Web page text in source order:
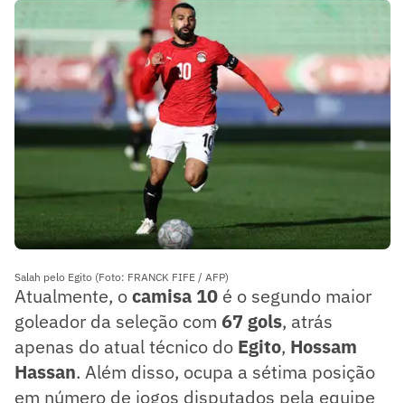
Salah pelo Egito (Foto: FRANCK FIFE / AFP)
Atualmente, ocamisa 10 é o segundo maior
goleador da seleção com 67 gols, atrás
apenas do atual técnico do Egito, Hossam
Hassan. Além disso, ocupa a sétima posição
em número de jogos disputados pela equipe